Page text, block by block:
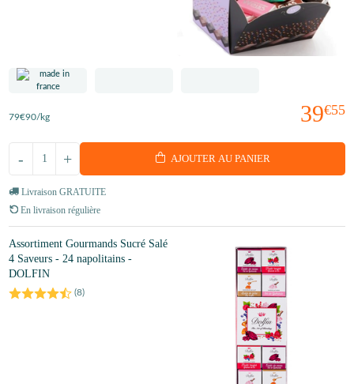
39€55
79€90/kg
+
- AJOUTER AU PANIER
Livraison GRATUITE
En livraison régulière
Assortiment Gourmands Sucré Salé
4 Saveurs - 24 napolitains -
DOLFIN
(8)